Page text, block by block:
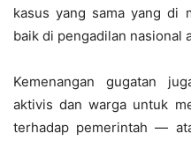
kasus yang sama yang di
baik di pengadilan nasional
Kemenangan gugatan
aktivis dan warga untuk
terhadap pemerintah —